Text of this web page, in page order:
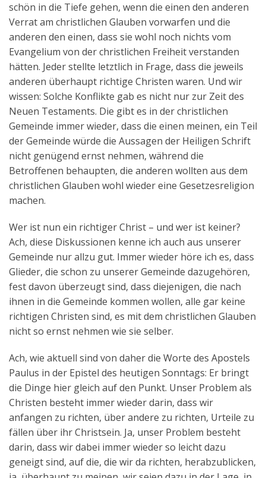
schön in die Tiefe gehen, wenn die einen den anderen
Verrat am christlichen Glauben vorwarfen und die
anderen den einen, dass sie wohl noch nichts vom
Evangelium von der christlichen Freiheit verstanden
hätten. Jeder stellte letztlich in Frage, dass die jeweils
anderen überhaupt richtige Christen waren. Und wir
wissen: Solche Konflikte gab es nicht nur zur Zeit des
Neuen Testaments. Die gibt es in der christlichen
Gemeinde immer wieder, dass die einen meinen, ein Teil
der Gemeinde würde die Aussagen der Heiligen Schrift
nicht genügend ernst nehmen, während die
Betroffenen behaupten, die anderen wollten aus dem
christlichen Glauben wohl wieder eine Gesetzesreligion
machen.
Wer ist nun ein richtiger Christ – und wer ist keiner?
Ach, diese Diskussionen kenne ich auch aus unserer
Gemeinde nur allzu gut. Immer wieder höre ich es, dass
Glieder, die schon zu unserer Gemeinde dazugehören,
fest davon überzeugt sind, dass diejenigen, die nach
ihnen in die Gemeinde kommen wollen, alle gar keine
richtigen Christen sind, es mit dem christlichen Glauben
nicht so ernst nehmen wie sie selber.
Ach, wie aktuell sind von daher die Worte des Apostels
Paulus in der Epistel des heutigen Sonntags: Er bringt
die Dinge hier gleich auf den Punkt. Unser Problem als
Christen besteht immer wieder darin, dass wir
anfangen zu richten, über andere zu richten, Urteile zu
fällen über ihr Christsein. Ja, unser Problem besteht
darin, dass wir dabei immer wieder so leicht dazu
geneigt sind, auf die, die wir da richten, herabzublicken,